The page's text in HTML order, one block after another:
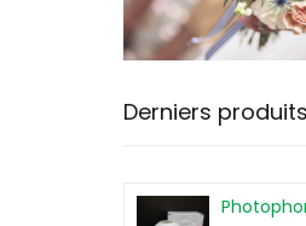
Derniers produits